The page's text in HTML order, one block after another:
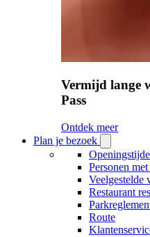
Vermijd lange
Pass
Ontdek meer
Plan je bezoek
Plan
je
bezoek
submenu
Personen
Veelgestelde
Restaurant
Route